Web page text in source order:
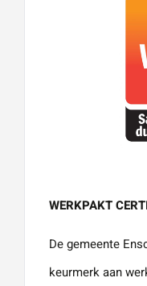
WERKPAKT
De gemeente
keurmerk aan